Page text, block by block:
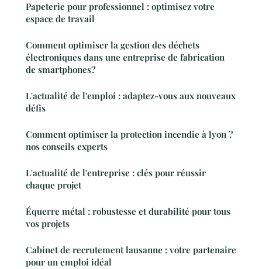
Papeterie pour professionnel : optimisez votre
espace de travail
Comment optimiser la gestion des déchets
électroniques dans une entreprise de fabrication
de smartphones?
L'actualité de l'emploi : adaptez-vous aux nouveaux
défis
Comment optimiser la protection incendie à lyon ?
nos conseils experts
L'actualité de l'entreprise : clés pour réussir
chaque projet
Équerre métal : robustesse et durabilité pour tous
vos projets
Cabinet de recrutement lausanne : votre partenaire
pour un emploi idéal